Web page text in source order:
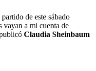
de este sábado
vayan a mi cuenta de
Claudia Sheinbaum